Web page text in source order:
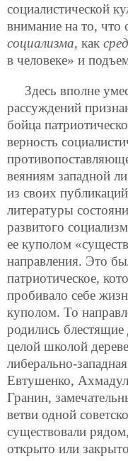
социалистической
внимание на то, что
социализма, как
в человеке» и
Здесь вполне
рассуждений
бойца
верность
веяниям западной
из своих
литературы
развитого
ее куполом
направления. Это
патриотическое,
пробивало себе
куполом. То
родились
целой школой
либерально-
Евтушенко,
Гранин,
ветви одной
существовали
открыто или